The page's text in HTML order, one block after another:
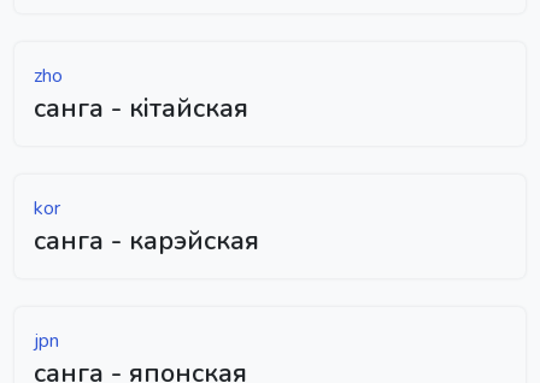
zho
санга - кітайская
kor
санга - карэйская
jpn
санга - японская